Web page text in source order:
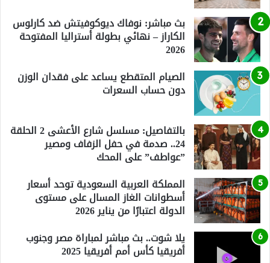
بث مباشر: نوفاك ديوكوفيتش ضد كارلوس
الكاراز – نهائي بطولة أستراليا المفتوحة
2026
الصيام المتقطع يساعد على فقدان الوزن
دون حساب السعرات
بالتفاصيل: مسلسل شارع الأعشى 2 الحلقة
24.. صدمة في حفل الزفاف ومصير
”عواطف” على المحك
المملكة العربية السعودية توحد أسعار
أسطوانات الغاز المسال على مستوى
الدولة اعتبارًا من يناير 2026
يلا شوت.. بث مباشر لمباراة مصر وجنوب
أفريقيا كأس أمم أفريقيا 2025